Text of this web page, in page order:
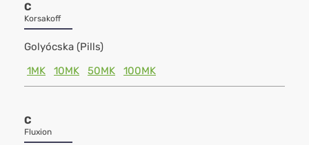
C
Korsakoff
Golyócska (Pills)
1MK
10MK 50MK 100MK
C
Fluxion